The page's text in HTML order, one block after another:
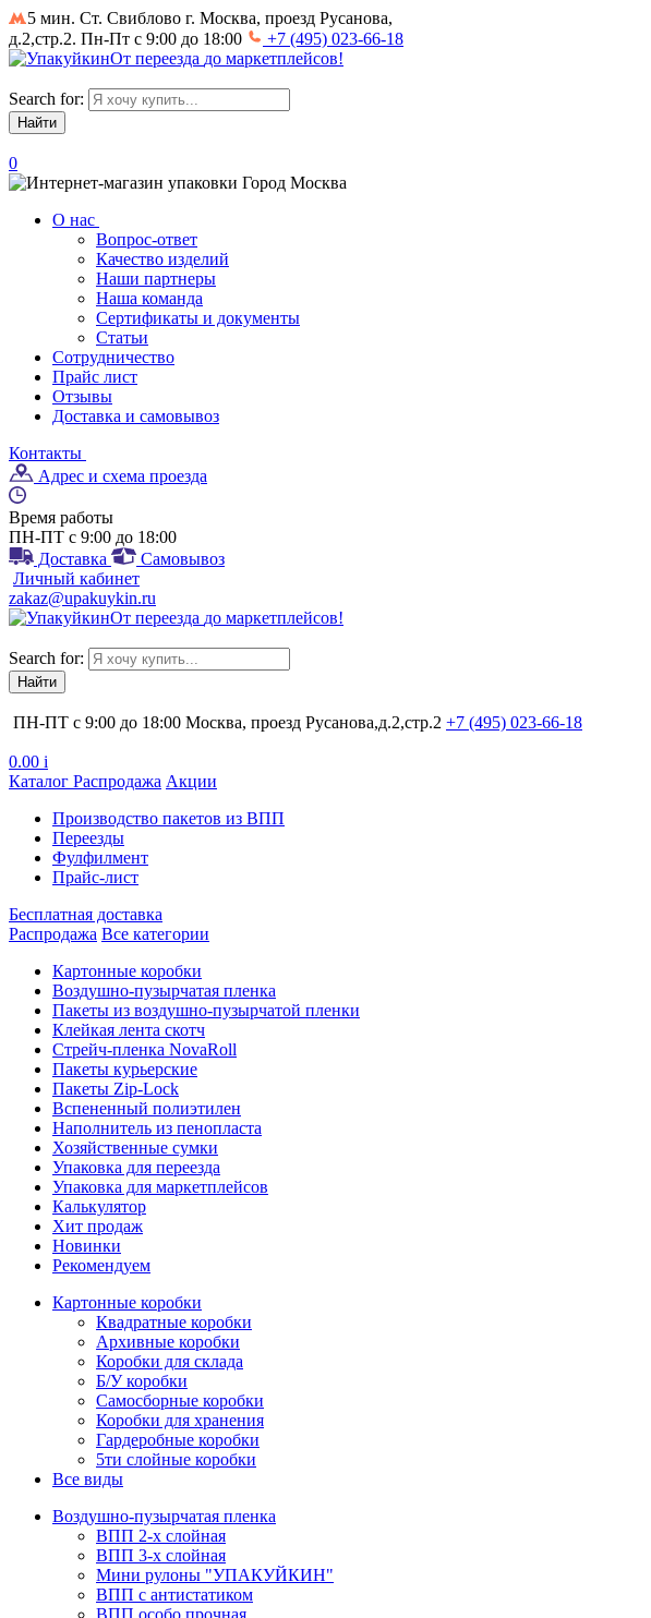
5 мин. Ст. Свиблово г. Москва, проезд Русанова,
д.2,стр.2. Пн-Пт с 9:00 до 18:00
+7 (495) 023-66-18
От переезда до маркетплейсов!
Search for:
0
Город Москва
О нас
Вопрос-ответ
Качество изделий
Наши партнеры
Наша команда
Сертификаты и документы
Статьи
Сотрудничество
Прайс лист
Отзывы
Доставка и самовывоз
Контакты
Адрес и схема проезда
Время работы
ПН-ПТ с 9:00 до 18:00
Доставка
Самовывоз
Личный кабинет
zakaz@upakuykin.ru
От переезда до маркетплейсов!
Search for:
ПН-ПТ с 9:00 до 18:00 Москва, проезд Русанова,д.2,стр.2 +7 (495) 023-66-18
0.00 i
Каталог Распродажа Акции
Производство пакетов из ВПП
Переезды
Фулфилмент
Прайс-лист
Бесплатная доставка
Распродажа Все категории
Картонные коробки
Воздушно-пузырчатая пленка
Пакеты из воздушно-пузырчатой пленки
Клейкая лента скотч
Стрейч-пленка NovaRoll
Пакеты курьерские
Пакеты Zip-Lock
Вспененный полиэтилен
Наполнитель из пенопласта
Хозяйственные сумки
Упаковка для переезда
Упаковка для маркетплейсов
Калькулятор
Хит продаж
Новинки
Рекомендуем
Картонные коробки
Квадратные коробки
Архивные коробки
Коробки для склада
Б/У коробки
Самосборные коробки
Коробки для хранения
Гардеробные коробки
5ти слойные коробки
Все виды
Воздушно-пузырчатая пленка
ВПП 2-х слойная
ВПП 3-х слойная
Мини рулоны "УПАКУЙКИН"
ВПП с антистатиком
ВПП особо прочная